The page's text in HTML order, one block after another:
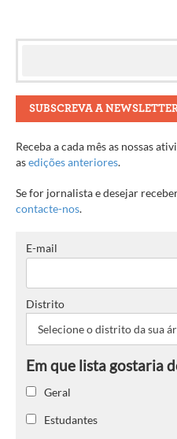
SUBSCREVA A
Receba a cada mês as nossas
asedições anteriores.
Se for jornalista e desejar
contacte-nos.
E-mail
Distrito
Geral
Estudantes